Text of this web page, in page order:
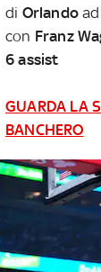
di Orlando
con Franz
6 assist
GUARDA LA
BANCHERO